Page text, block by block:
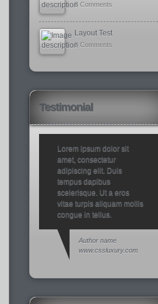
8 Comments
Layout Test
8 Comments
Testimonial
Lorem ipsum dolor sit
amet, consectetur
adipiscing elit. Duis
tempus dapibus
scelerisque. Ut a eros
vitae turpis aliquam mollis
congue in tellus.
Author name
www.cssluxury.com